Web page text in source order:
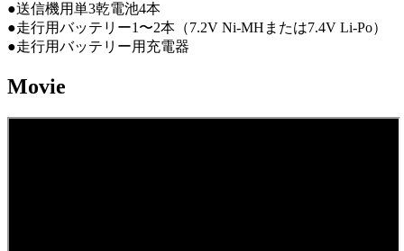
●送信機用単3乾電池4本
●走行用バッテリー1〜2本（7.2V Ni-MHまたは7.4V Li-Po）
●走行用バッテリー用充電器
Movie